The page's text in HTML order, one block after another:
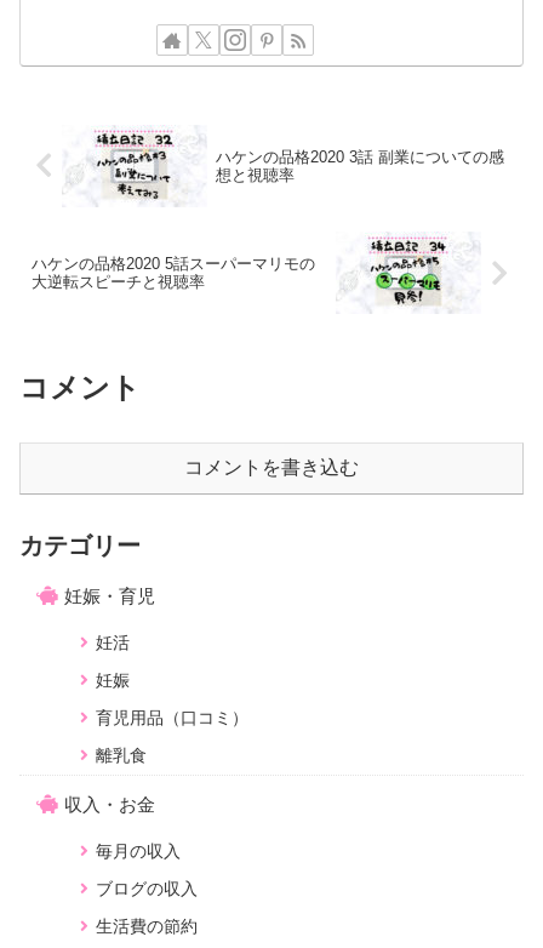
ハケンの品格2020 3話 副業についての感
想と視聴率
ハケンの品格2020 5話スーパーマリモの
大逆転スピーチと視聴率
コメント
コメントを書き込む
カテゴリー
妊娠・育児
妊活
妊娠
育児用品（口コミ）
離乳食
収入・お金
毎月の収入
ブログの収入
生活費の節約